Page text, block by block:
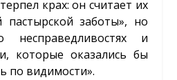
крах: он считает их
пастырской заботы», но
несправедливостях и
которые оказались бы
по видимости».